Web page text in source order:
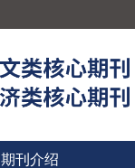
期刊介绍